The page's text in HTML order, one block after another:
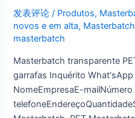
发表评论 / Produtos,
novos e em alta,
masterbatch
Masterbatch transparente
garrafas Inquérito What'sApp
NomeEmpresaE-mailNúmero